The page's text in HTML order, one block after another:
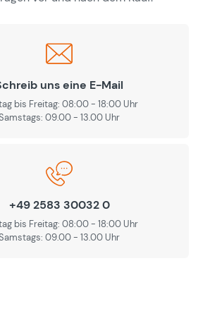
uns eine E-Mail
bis Freitag: 08:00 - 18:00 Uhr
09.00 - 13.00 Uhr
+49 2583 30032 0
bis Freitag: 08:00 - 18:00 Uhr
09.00 - 13.00 Uhr